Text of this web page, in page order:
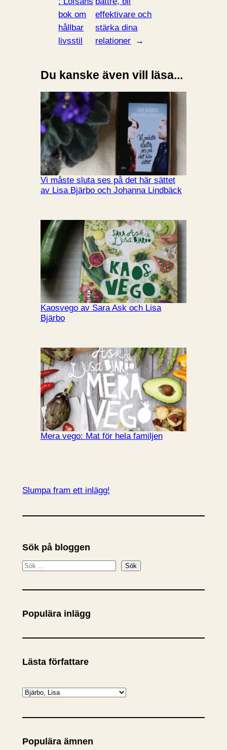
bok om
hållbar
livsstil
effektivare och
stärka dina
relationer
→
Du kanske även vill läsa...
Vi måste sluta ses på det här sättet
av Lisa Bjärbo och Johanna Lindbäck
Kaosvego av Sara Ask och Lisa
Bjärbo
Mera vego: Mat för hela familjen
Slumpa fram ett inlägg!
Sök på bloggen
S
k
Sök
Populära inlägg
Lästa författare
K
t
g
Populära ämnen